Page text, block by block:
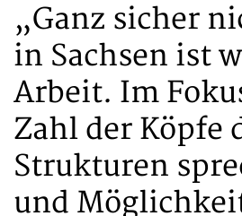
„Ganz sicher
in Sachsen ist
Arbeit. Im
Zahl der Köpfe
Strukturen
und